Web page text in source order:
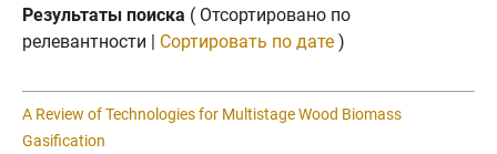
Результаты поиска ( Отсортировано по
релевантности | Сортировать по дате )
A Review of Technologies for Multistage Wood Biomass
Gasification